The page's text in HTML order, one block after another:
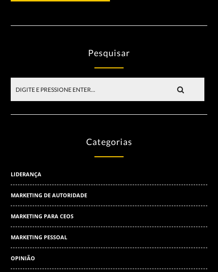
Pesquisar
Categorias
LIDERANÇA
MARKETING DE AUTORIDADE
MARKETING PARA CEOS
MARKETING PESSOAL
OPINIÃO